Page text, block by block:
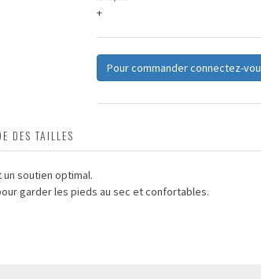
+
Pour commander connectez-
DES TAILLES
soutien optimal.
garder les pieds au sec et confortables.